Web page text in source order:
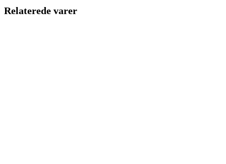
Relaterede varer